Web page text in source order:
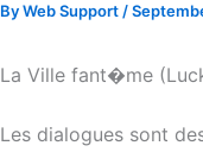
ByWeb Support /
La Ville fant�me
Les dialogues sont